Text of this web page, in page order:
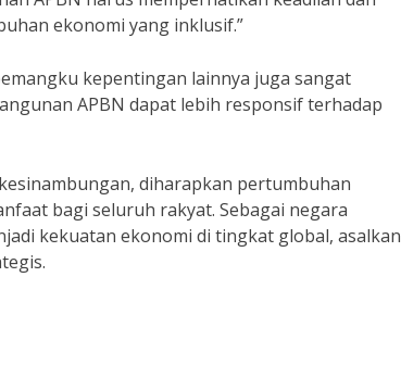
ekonomi yang inklusif.”
kepentingan lainnya juga sangat
APBN dapat lebih responsif terhadap
diharapkan pertumbuhan
bagi seluruh rakyat. Sebagai negara
kekuatan ekonomi di tingkat global, asalkan